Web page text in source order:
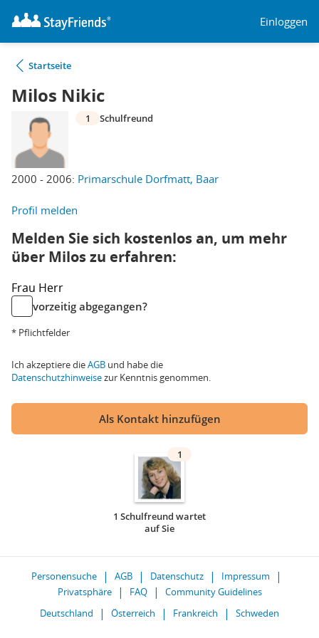
Einloggen
Startseite
Milos Nikic
2000 - 2006: Primarschule Dorfmatt, Baar
1 Schulfreund
Profil melden
Melden Sie sich kostenlos an, um mehr
über Milos zu erfahren:
Frau Herr
vorzeitig abgegangen?
* Pflichtfelder
Ich akzeptiere dieAGB und habe die
Datenschutzhinweisezur Kenntnis genommen.
Als Kontakt hinzufügen
1
1 Schulfreund wartet
auf Sie
Personensuche AGB Datenschutz
Impressum
Privatsphäre
FAQ
Community Guidelines
Deutschland
Österreich Frankreich Schweden